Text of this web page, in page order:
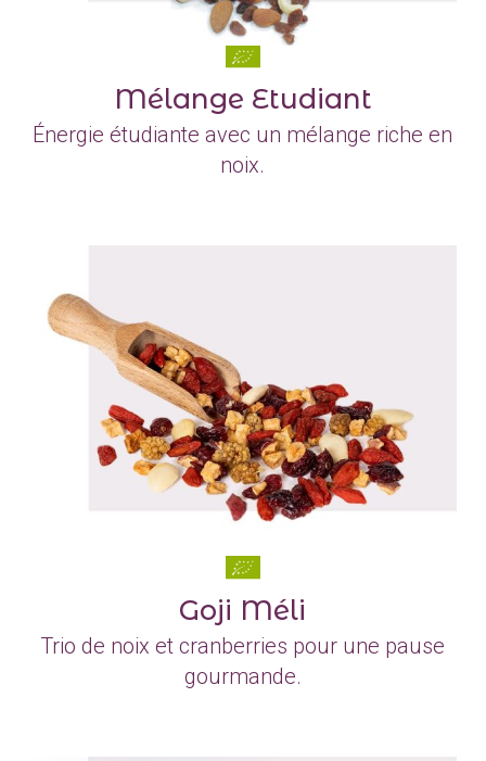
Mélange Etudiant
Énergie étudiante avec un mélange riche en
noix.
Goji Méli
Trio de noix et cranberries pour une pause
gourmande.